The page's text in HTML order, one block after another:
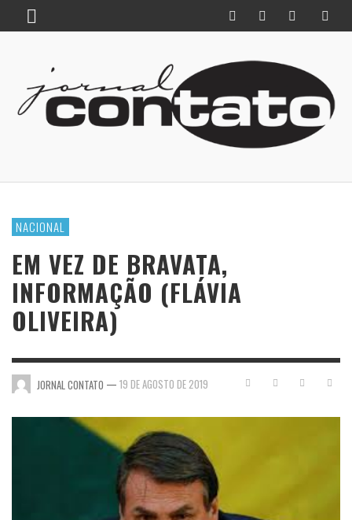
NACIONAL
EM VEZ DE BRAVATA,
INFORMAÇÃO (FLÁVIA
OLIVEIRA)
JORNAL CONTATO — 19 DE AGOSTO DE 2019